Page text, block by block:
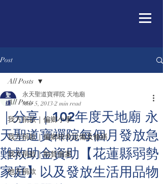
Post
All Posts
我方捐款｜偏鄉小學
我方捐款｜偏鄉校舍設備及修繕
我方捐款｜助貧個案
他方捐款
All Posts
｜分享｜102年度天地廟 永
天聖道寶禪院每個月發放急
難救助金資助【花蓮縣弱勢
家庭】以及發放生活用品物
永天聖道寶禪院 天地廟
Mar 5, 2013 2 min read